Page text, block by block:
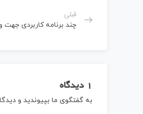
قبلی
چند برنامه کاربردی جهت
1 دیدگاه
به گفتگوی ما بپیوندید و